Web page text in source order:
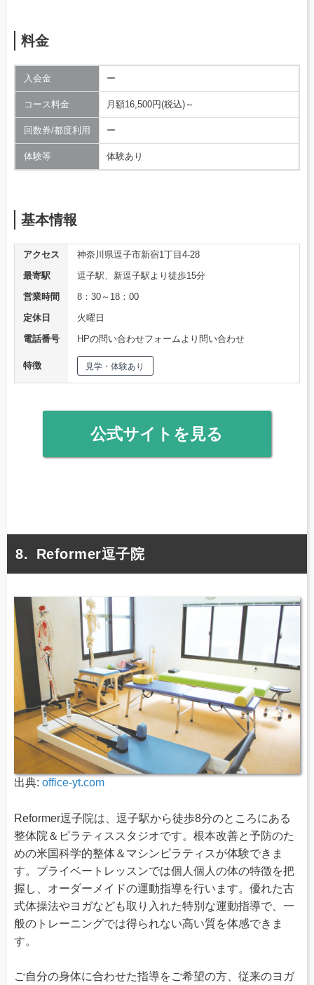
料金
入会金 ー
コース料金 月額16,500円(税込)～
回数券/都度利用 ー
体験等 体験あり
基本情報
アクセス
神奈川県逗子市新宿1丁目4-28
最寄駅
逗子駅、新逗子駅より徒歩15分
営業時間
8：30～18：00
定休日
火曜日
電話番号
HPの問い合わせフォームより問い合わせ
特徴 見学・体験あり
公式サイトを見る
Reformer逗子院
出典: office-yt.com
Reformer逗子院は、逗子駅から徒歩8分のところにある
整体院＆ピラティススタジオです。根本改善と予防のた
めの米国科学的整体＆マシンピラティスが体験できま
す。プライベートレッスンでは個人個人の体の特徴を把
握し、オーダーメイドの運動指導を行います。優れた古
式体操法やヨガなども取り入れた特別な運動指導で、一
般のトレーニングでは得られない高い質を体感できま
す。
ご自分の身体に合わせた指導をご希望の方、従来のヨガ